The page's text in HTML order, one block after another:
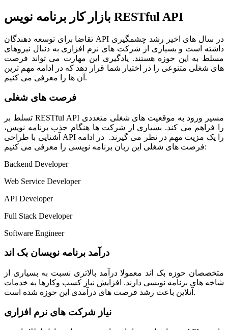
بازار کار برنامه نویس RESTful API
تقاضا برای توسعه دهندگان API در سال های اخیر رشد چشمگیری
داشته است و بسیاری از شرکت های نرم افزاری به دنبال نیروهای
مسلط به این حوزه هستند. یادگیری این مهارت می تواند فرصت
های شغلی متنوعی را در اختیار شما قرار دهد که در ادامه مهم ترین
آن ها را معرفی می کنیم.
فرصت های شغلی
تسلط بر RESTful API مسیر ورود به موقعیت های شغلی متعددی
را فراهم می کند. بسیاری از شرکت ها هنگام جذب برنامه نویس،
آشنایی با طراحی API را یک مزیت مهم در نظر می گیرند. در ادامه
فرصت های شغلی این زبان برنامه نویسی را معرفی می کنیم:
Backend Developer
Web Service Developer
API Developer
Full Stack Developer
Software Engineer
درآمد برنامه نویسان بک اند
متخصصان حوزه بک اند معمولا درآمد بالاتری نسبت به بسیاری از
شاخه های برنامه نویسی دارند. افزایش نیاز کسب وکارها به خدمات
آنلاین باعث رشد فرصت های درآمدی این حوزه شده است.
نیاز شرکت های نرم افزاری